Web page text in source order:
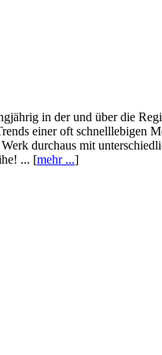
in der und über die
einer oft schnelllebigen
durchaus mit
... [mehr ...]